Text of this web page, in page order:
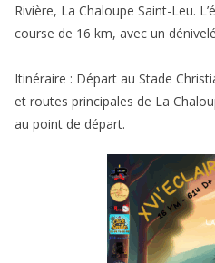
Rivière, La Chaloupe Saint-Leu.
course de 16 km, avec un
Itinéraire : Départ au Stade
et routes principales de La
au point de départ.